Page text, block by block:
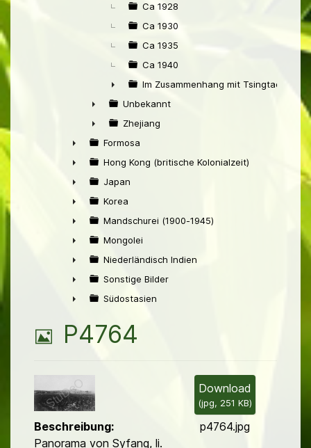
Ca 1928
Ca 1930
Ca 1935
Ca 1940
►
Im Zusammenhang mit Tsingtao
►
Unbekannt
►
Zhejiang
►
Formosa
►
Hong Kong (britische Kolonialzeit)
►
Japan
►
Korea
►
Mandschurei (1900-1945)
►
Mongolei
►
Niederländisch Indien
►
Sonstige Bilder
Südostasien
B
l
d
P4764
Download
(jpg, 251 KB)
p4764.jpg
Beschreibung:
Panorama von Syfang, li.